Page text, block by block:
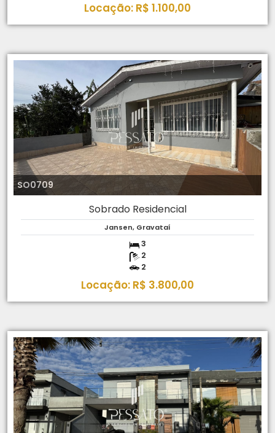
Locação: R$ 1.100,00
SO0709
Sobrado Residencial
Jansen, Gravataí
3
2
2
Locação: R$ 3.800,00